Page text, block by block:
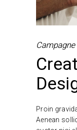
Campagne
Proin
Aenean